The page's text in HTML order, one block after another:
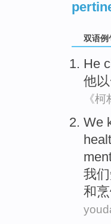
双语例
He
他以
《
We
我
和